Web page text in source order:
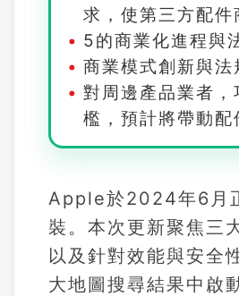
求，使第三方配
5的商業化進程與
商業模式創新與法
對周邊產品業者
檻，預計將帶動配
Apple於2024年6月
裝。本次更新聚焦三
以及針對效能與安全
大地圖搜尋結果中啟